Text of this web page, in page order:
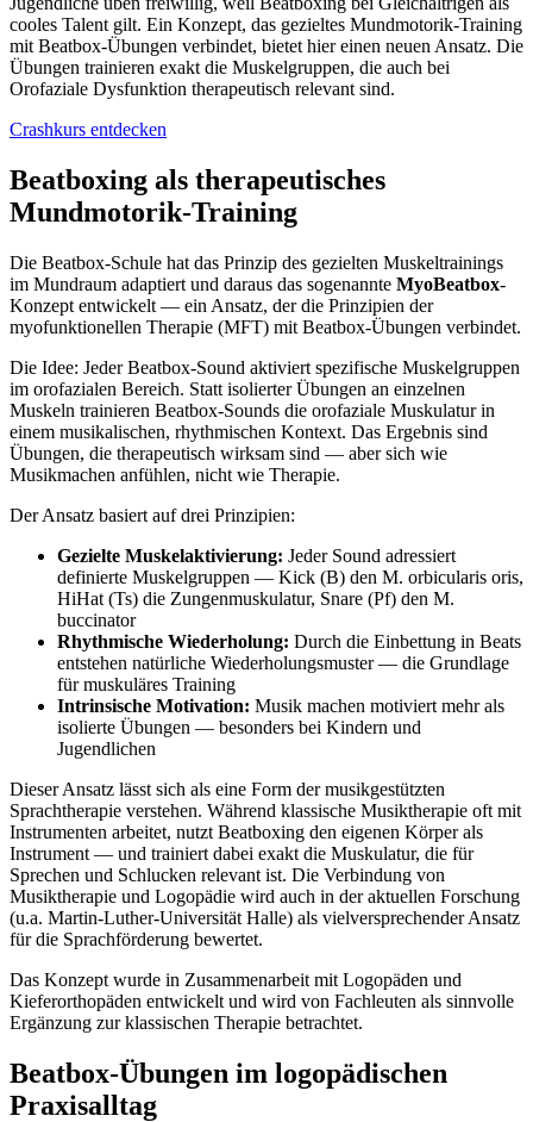
cooles Talent gilt. Ein Konzept, das gezieltes Mundmotorik-Training
mit Beatbox-Übungen verbindet, bietet hier einen neuen Ansatz. Die
Übungen trainieren exakt die Muskelgruppen, die auch bei
Orofaziale Dysfunktion therapeutisch relevant sind.
Crashkurs entdecken
Beatboxing als therapeutisches
Mundmotorik-Training
Die Beatbox-Schule hat das Prinzip des gezielten Muskeltrainings
im Mundraum adaptiert und daraus das sogenannte MyoBeatbox-
Konzept entwickelt — ein Ansatz, der die Prinzipien der
myofunktionellen Therapie (MFT) mit Beatbox-Übungen verbindet.
Die Idee: Jeder Beatbox-Sound aktiviert spezifische Muskelgruppen
im orofazialen Bereich. Statt isolierter Übungen an einzelnen
Muskeln trainieren Beatbox-Sounds die orofaziale Muskulatur in
einem musikalischen, rhythmischen Kontext. Das Ergebnis sind
Übungen, die therapeutisch wirksam sind — aber sich wie
Musikmachen anfühlen, nicht wie Therapie.
Der Ansatz basiert auf drei Prinzipien:
Gezielte Muskelaktivierung: Jeder Sound adressiert
definierte Muskelgruppen — Kick (B) den M. orbicularis oris,
HiHat (Ts) die Zungenmuskulatur, Snare (Pf) den M.
buccinator
Rhythmische Wiederholung: Durch die Einbettung in Beats
entstehen natürliche Wiederholungsmuster — die Grundlage
für muskuläres Training
Intrinsische Motivation: Musik machen motiviert mehr als
isolierte Übungen — besonders bei Kindern und
Jugendlichen
Dieser Ansatz lässt sich als eine Form der musikgestützten
Sprachtherapie verstehen. Während klassische Musiktherapie oft mit
Instrumenten arbeitet, nutzt Beatboxing den eigenen Körper als
Instrument — und trainiert dabei exakt die Muskulatur, die für
Sprechen und Schlucken relevant ist. Die Verbindung von
Musiktherapie und Logopädie wird auch in der aktuellen Forschung
(u.a. Martin-Luther-Universität Halle) als vielversprechender Ansatz
für die Sprachförderung bewertet.
Das Konzept wurde in Zusammenarbeit mit Logopäden und
Kieferorthopäden entwickelt und wird von Fachleuten als sinnvolle
Ergänzung zur klassischen Therapie betrachtet.
Beatbox-Übungen im logopädischen
Praxisalltag